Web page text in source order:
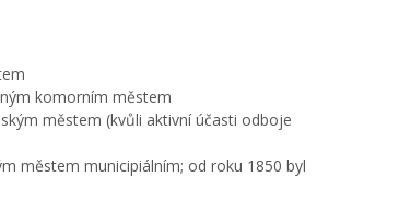
komorním městem
městem (kvůli aktivní účasti odboje
městem municipiálním; od roku 1850 byl